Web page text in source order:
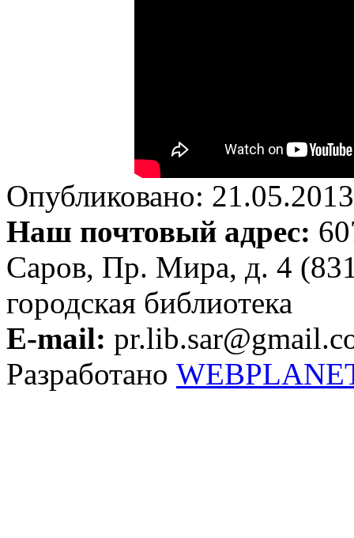
Опубликовано:
Наш почтовый адрес:
Саров, Пр. Мира, д. 4
городская библиотека
E-mail:
Разработано